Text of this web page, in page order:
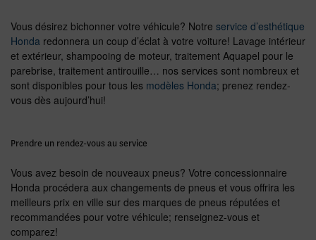
Vous désirez bichonner votre véhicule? Notre service d’esthétique
Honda redonnera un coup d’éclat à votre voiture! Lavage intérieur
et extérieur, shampooing de moteur, traitement Aquapel pour le
parebrise, traitement antirouille… nos services sont nombreux et
sont disponibles pour tous les modèles Honda; prenez rendez-
vous dès aujourd’hui!
Prendre un rendez-vous au service
Vous avez besoin de nouveaux pneus? Votre concessionnaire
Honda procédera aux changements de pneus et vous offrira les
meilleurs prix en ville sur des marques de pneus réputées et
recommandées pour votre véhicule; renseignez-vous et
comparez!